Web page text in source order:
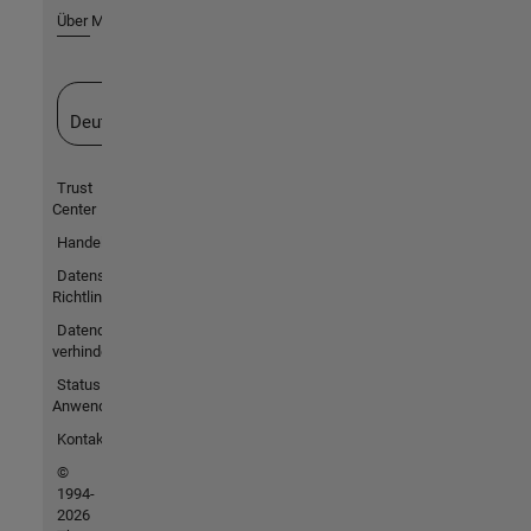
Über MathWorks
Deutschland
Trust
Center
Handelsmarken
Datenschutz-
Richtlinien
Datendiebstahl
verhindern
Status von
Anwendungen
Kontakt
©
1994-
2026